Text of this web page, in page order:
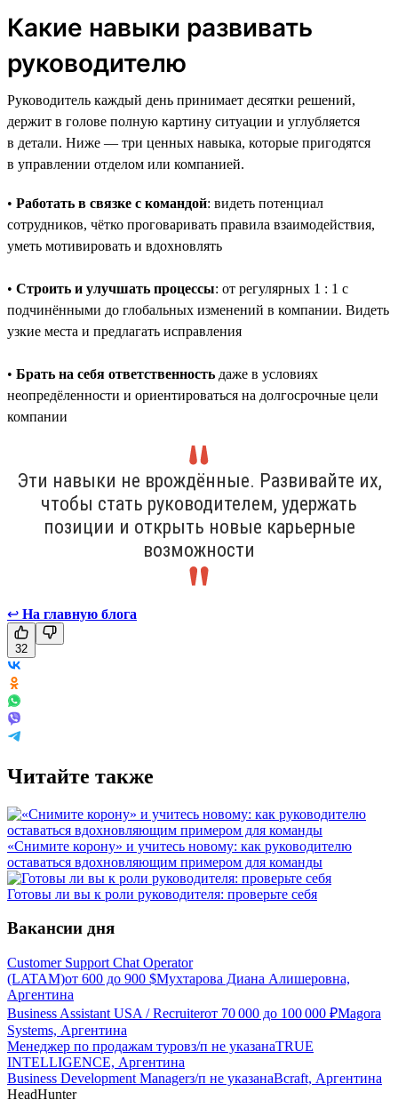
Какие навыки развивать
руководителю
Руководитель каждый день принимает десятки решений,
держит в голове полную картину ситуации и углубляется
в детали. Ниже — три ценных навыка, которые пригодятся
в управлении отделом или компанией.
• Работать в связке с командой: видеть потенциал
сотрудников, чётко проговаривать правила взаимодействия,
уметь мотивировать и вдохновлять
• Строить и улучшать процессы: от регулярных 1 : 1 с
подчинёнными до глобальных изменений в компании. Видеть
узкие места и предлагать исправления
• Брать на себя ответственность даже в условиях
неопредёленности и ориентироваться на долгосрочные цели
компании
Эти навыки не врождённые. Развивайте их,
чтобы стать руководителем, удержать
позиции и открыть новые карьерные
возможности
↩ На главную блога
32
Читайте также
«Снимите корону» и учитесь новому: как руководителю
оставаться вдохновляющим примером для команды
Готовы ли вы к роли руководителя: проверьте себя
Вакансии дня
Customer Support Chat Operator
(LATAM)от 600 до 900 $Мухтарова Диана Алишеровна,
Аргентина
Business Assistant USA / Recruiterот 70 000 до 100 000 ₽Magora
Systems, Аргентина
Менеджер по продажам туровз/п не указанаTRUE
INTELLIGENCE, Аргентина
Business Development Managerз/п не указанаBcraft, Аргентина
HeadHunter